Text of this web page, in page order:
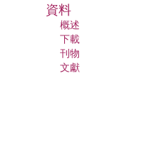
資料
概述
下載
刊物
文獻